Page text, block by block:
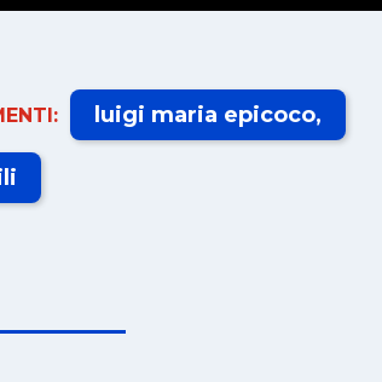
luigi maria epicoco